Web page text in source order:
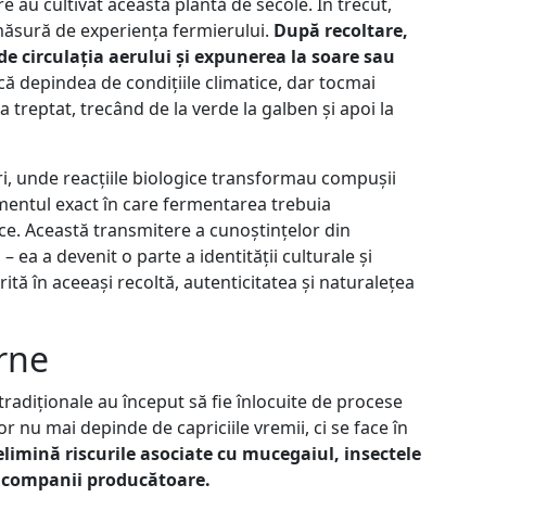
de experiența fermierului. După recoltare,
circulația aerului și expunerea la soare sau
depindea de condițiile climatice, dar tocmai
trecând de la verde la galben și apoi la
unde reacțiile biologice transformau compușii
exact în care fermentarea trebuia
Această transmitere a cunoștințelor din
ea a devenit o parte a identității culturale și
în aceeași recoltă, autenticitatea și naturalețea
au început să fie înlocuite de procese
nu mai depinde de capriciile vremii, ci se face în
riscurile asociate cu mucegaiul, insectele
producătoare.